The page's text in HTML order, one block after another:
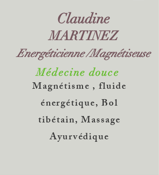
Claudine
MARTINEZ
Energéticienne /Magnétiseuse
Médecine douce
Magnétisme , fluide
énergétique, Bol
tibétain, Massage
Ayurvédique